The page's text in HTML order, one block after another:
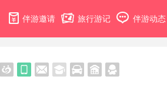
伴游邀请 旅行游记 伴游动态